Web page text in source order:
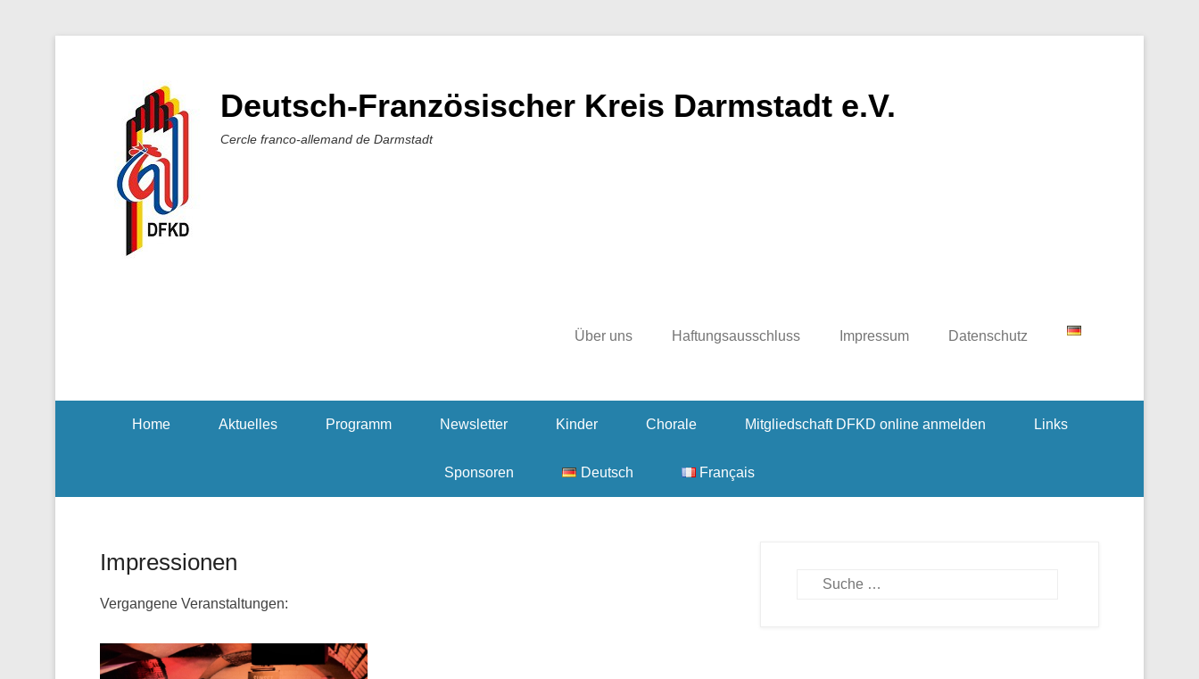
Deutsch-Französischer Kreis Darmstadt e.V.
Cercle franco-allemand de Darmstadt
Über uns Haftungsausschluss Impressum Datenschutz
Home Aktuelles Programm Newsletter Kinder Chorale Mitgliedschaft DFKD online anmelden Links
Sponsoren Deutsch Français
Impressionen
Vergangene Veranstaltungen:
Suchen